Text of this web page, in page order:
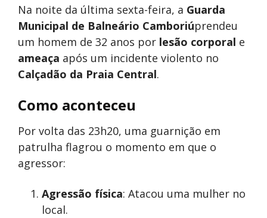
Na noite da última sexta-feira, a Guarda
Municipal de Balneário Camboriúprendeu
um homem de 32 anos por lesão corporal e
ameaça após um incidente violento no
Calçadão da Praia Central.
Como aconteceu
Por volta das 23h20, uma guarnição em
patrulha flagrou o momento em que o
agressor:
Agressão física: Atacou uma mulher no
local.